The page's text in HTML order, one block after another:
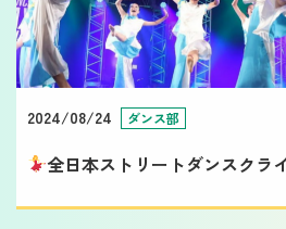
2024/08/24 ダンス部
全日本ストリートダンスクラ